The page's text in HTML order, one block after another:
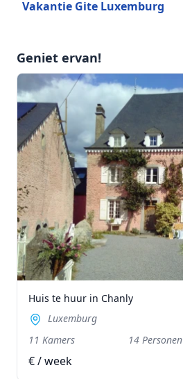
Vakantie Gite Luxemburg
Geniet ervan!
Huis te huur in Chanly
Luxemburg
11 Kamers
14 Personen
€ / week